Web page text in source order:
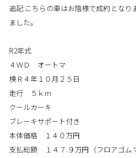
追記:こちらの車はお陰様で成約となり
ました。
R2年式
４ＷＤ オートマ
検Ｒ４年１０月２５日
走行 ５ｋｍ
クールカーキ
ブレーキサポート付き
本体価格 １４０万円
支払総額 １４７.９万円（フロアゴム